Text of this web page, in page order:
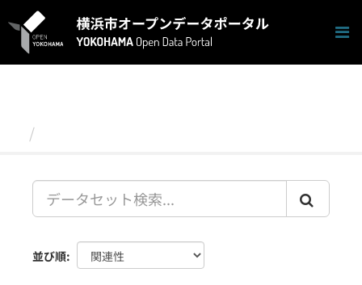
キ
並び順